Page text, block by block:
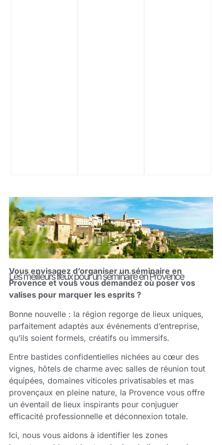
Les meilleurs lieux pour un séminaire en Provence
Vous envisagez d’organiser un séminaire en
Provence et vous vous demandez où poser vos
valises pour marquer les esprits ?
Bonne nouvelle : la région regorge de lieux uniques,
parfaitement adaptés aux événements d’entreprise,
qu’ils soient formels, créatifs ou immersifs.
Entre bastides confidentielles nichées au cœur des
vignes, hôtels de charme avec salles de réunion tout
équipées, domaines viticoles privatisables et mas
provençaux en pleine nature, la Provence vous offre
un éventail de lieux inspirants pour conjuguer
efficacité professionnelle et déconnexion totale.
Ici, nous vous aidons à identifier les zones